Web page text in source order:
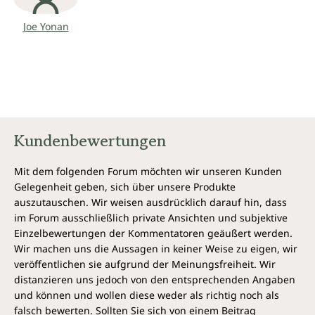
Joe Yonan
Kundenbewertungen
Mit dem folgenden Forum möchten wir unseren Kunden
Gelegenheit geben, sich über unsere Produkte
auszutauschen. Wir weisen ausdrücklich darauf hin, dass
im Forum ausschließlich private Ansichten und subjektive
Einzelbewertungen der Kommentatoren geäußert werden.
Wir machen uns die Aussagen in keiner Weise zu eigen, wir
veröffentlichen sie aufgrund der Meinungsfreiheit. Wir
distanzieren uns jedoch von den entsprechenden Angaben
und können und wollen diese weder als richtig noch als
falsch bewerten. Sollten Sie sich von einem Beitrag